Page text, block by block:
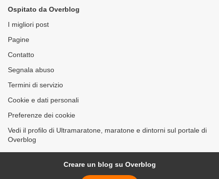
Golfi
Ospitato da Overblog
I migliori post
Pagine
Contatto
Segnala abuso
Termini di servizio
Cookie e dati personali
Preferenze dei cookie
Vedi il profilo di Ultramaratone, maratone e dintorni sul portale di
Overblog
Creare un blog su Overblog